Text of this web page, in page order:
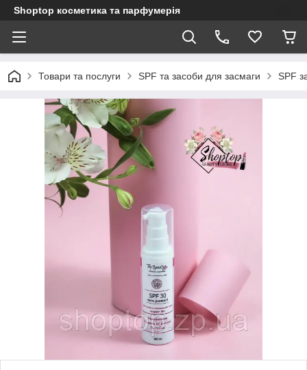
Shoptop косметика та парфумерія
Товари та послуги SPF та засоби для засмаги SPF